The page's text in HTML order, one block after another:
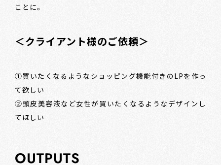
ことに。
＜クライアント様のご依頼＞
①買いたくなるようなショッピング機能付きのLPを作っ
て欲しい
②頭皮美容液など女性が買いたくなるようなデザインし
てほしい
OUTPUTS